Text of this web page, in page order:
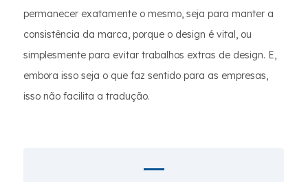
permanecer exatamente o mesmo, seja para manter a
consistência da marca, porque o design é vital, ou
simplesmente para evitar trabalhos extras de design. E,
embora isso seja o que faz sentido para as empresas,
isso não facilita a tradução.